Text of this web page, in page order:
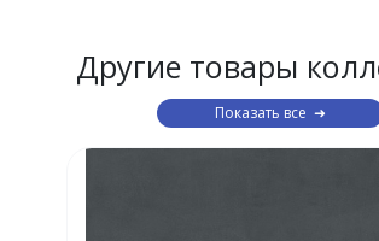
Другие товары
Показать все